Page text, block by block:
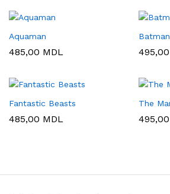
Aquaman
485,00 MDL
Batman
495,00
Fantastic Beasts
485,00 MDL
The
495,00